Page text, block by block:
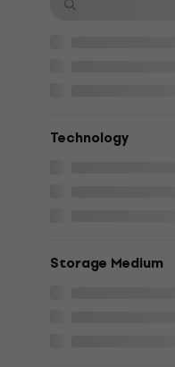
Technology
Storage Medium